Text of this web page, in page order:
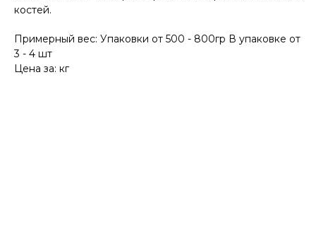
костей.
Примерный вес: Упаковки от 500 - 800гр В упаковке от
3 - 4 шт
Цена за: кг